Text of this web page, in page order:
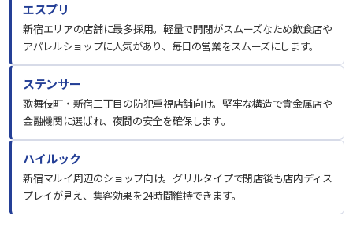
エスプリ
新宿エリアの店舗に最多採用。軽量で開閉がスムーズなため飲食店や
アパレルショップに人気があり、毎日の営業をスムーズにします。
ステンサー
歌舞伎町・新宿三丁目の防犯重視店舗向け。堅牢な構造で貴金属店や
金融機関に選ばれ、夜間の安全を確保します。
ハイルック
新宿マルイ周辺のショップ向け。グリルタイプで閉店後も店内ディス
プレイが見え、集客効果を24時間維持できます。